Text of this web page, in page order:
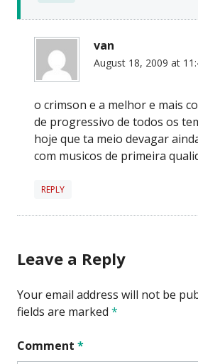
van
August 18, 2009 at
o crimson e a melhor e mais
de progressivo de todos os
hoje que ta meio devagar
com musicos de primeira
REPLY
Leave a Reply
Your email address will not be
fields are marked *
Comment *